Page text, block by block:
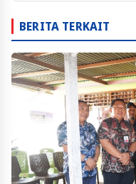
BERITA TERKAIT